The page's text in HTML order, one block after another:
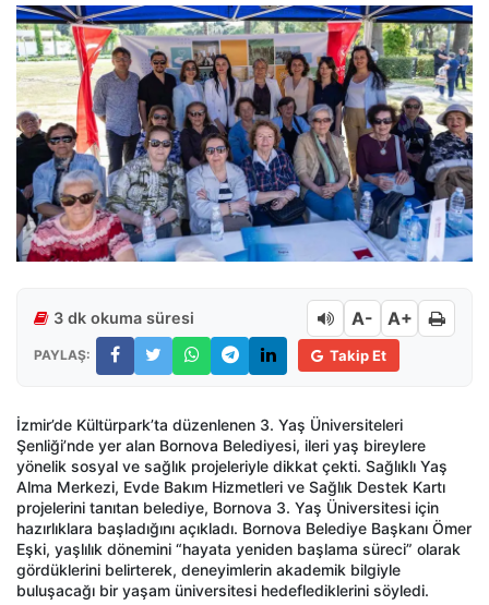
3 dk okuma süresi A- A+
PAYLAŞ: Takip Et
İzmir’de Kültürpark’ta düzenlenen 3. Yaş Üniversiteleri
Şenliği’nde yer alan Bornova Belediyesi, ileri yaş bireylere
yönelik sosyal ve sağlık projeleriyle dikkat çekti. Sağlıklı Yaş
Alma Merkezi, Evde Bakım Hizmetleri ve Sağlık Destek Kartı
projelerini tanıtan belediye, Bornova 3. Yaş Üniversitesi için
hazırlıklara başladığını açıkladı. Bornova Belediye Başkanı Ömer
Eşki, yaşlılık dönemini “hayata yeniden başlama süreci” olarak
gördüklerini belirterek, deneyimlerin akademik bilgiyle
buluşacağı bir yaşam üniversitesi hedeflediklerini söyledi.